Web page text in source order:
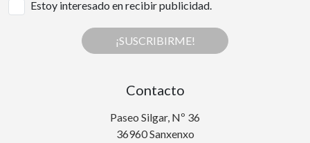
Estoy interesado en recibir publicidad.
¡SUSCRIBIRME!
Contacto
Paseo Silgar, Nº 36
36960 Sanxenxo